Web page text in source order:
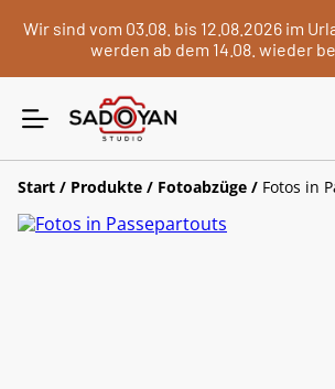
Wir sind vom 03.08. bis 12.08.2026 im
werden ab dem 14.08. wieder
Start / Produkte / Fotoabzüge / Fotos in